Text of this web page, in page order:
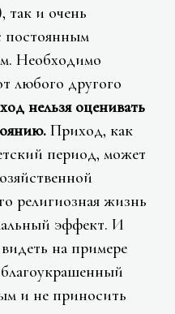
так и очень
постоянным
Необходимо
любого другого
нельзя оценивать
Приход, как
период, может
религиозная жизнь
эффект. И
на примере
и не приносить